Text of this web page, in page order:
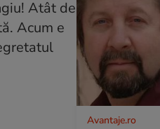
Avantaje.ro